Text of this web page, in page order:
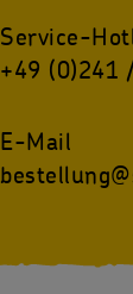
Service-
+49 (0)241
E-Mail